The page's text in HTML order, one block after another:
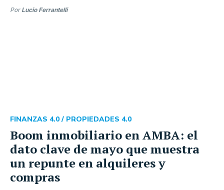
Por Lucio Ferrantelli
Boom inmobiliario en AMBA: el
dato clave de mayo que muestra
un repunte en alquileres y
compras
FINANZAS 4.0 / PROPIEDADES 4.0